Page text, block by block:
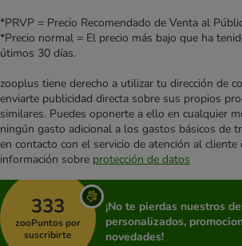
*PRVP = Precio Recomendado de Venta al
*Precio normal = El precio más bajo que ha
útimos 30 días.
zooplus tiene derecho a utilizar tu dirección de
enviarte publicidad directa sobre sus propios
similares. Puedes oponerte a ello en cualquier
ningún gasto adicional a los gastos básicos de
en contacto con el servicio de atención al cliente
información sobre protección de datos
333
zooPuntos por
suscribirte
¡No te pierdas nuestros
personalizados,
novedades!